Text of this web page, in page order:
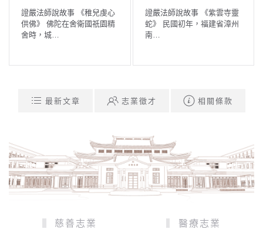
證嚴法師說故事 《稚兒虔心
供佛》 佛陀在舍衛國祇園精
舍時，城…
證嚴法師說故事 《紫雲寺靈
蛇》 民國初年，福建省漳州
南…
最新文章 志業徵才 相關條款
慈善志業 醫療志業